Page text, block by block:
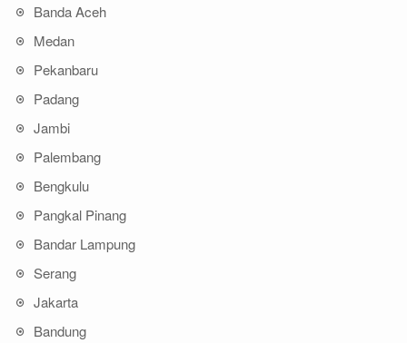
Banda Aceh
Medan
Pekanbaru
Padang
Jambi
Palembang
Bengkulu
Pangkal Pinang
Bandar Lampung
Serang
Jakarta
Bandung